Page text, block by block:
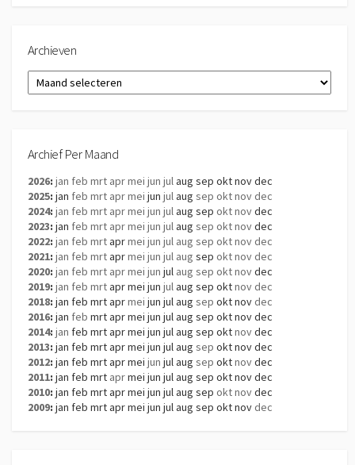
Archieven
Archieven
Archief Per Maand
2026: jan feb mrt aprmei jun julaug sep oktnovdec
2025: jan feb mrt aprmei jun julaug sep oktnov dec
2024: jan feb mrt aprmei jun julaug sep oktnovdec
2023: jan feb mrt aprmei jun julaug sep oktnovdec
2022: jan feb mrtaprmei jun jul aug sep oktnov dec
2021: jan feb mrtaprmei jun jul aug sep oktnov dec
2020: jan feb mrt aprmei jun jul aug sep oktnovdec
2019: jan feb mrtaprmei jun julaug sep oktnov dec
2018: jan feb mrtaprmei jun julaug sep oktnov dec
2016: jan feb mrtaprmei jun julaug sep oktnovdec
2014: jan feb mrtaprmei jun julaug sep oktnovdec
2013: jan feb mrtaprmei jun julaug sep oktnovdec
2012: jan feb mrtaprmei jun julaug sep oktnovdec
2011: jan feb mrt aprmei jun julaug sep oktnovdec
2010: jan feb mrtaprmei jun julaug sep oktnovdec
2009: jan feb mrtaprmei jun julaug sep oktnov dec